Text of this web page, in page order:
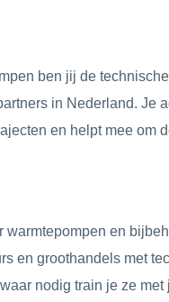
ben jij de
in Nederland. Je
en helpt mee om
warmtepompen en
en groothandels met
nodig train je ze